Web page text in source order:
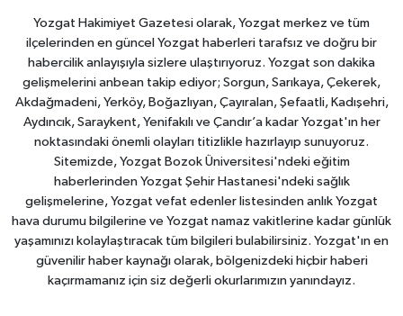
Yozgat Hakimiyet Gazetesi olarak, Yozgat merkez ve tüm
ilçelerinden en güncel Yozgat haberleri tarafsız ve doğru bir
habercilik anlayışıyla sizlere ulaştırıyoruz. Yozgat son dakika
gelişmelerini anbean takip ediyor; Sorgun, Sarıkaya, Çekerek,
Akdağmadeni, Yerköy, Boğazlıyan, Çayıralan, Şefaatli, Kadışehri,
Aydıncık, Saraykent, Yenifakılı ve Çandır’a kadar Yozgat'ın her
noktasındaki önemli olayları titizlikle hazırlayıp sunuyoruz.
Sitemizde, Yozgat Bozok Üniversitesi'ndeki eğitim
haberlerinden Yozgat Şehir Hastanesi'ndeki sağlık
gelişmelerine, Yozgat vefat edenler listesinden anlık Yozgat
hava durumu bilgilerine ve Yozgat namaz vakitlerine kadar günlük
yaşamınızı kolaylaştıracak tüm bilgileri bulabilirsiniz. Yozgat'ın en
güvenilir haber kaynağı olarak, bölgenizdeki hiçbir haberi
kaçırmamanız için siz değerli okurlarımızın yanındayız.